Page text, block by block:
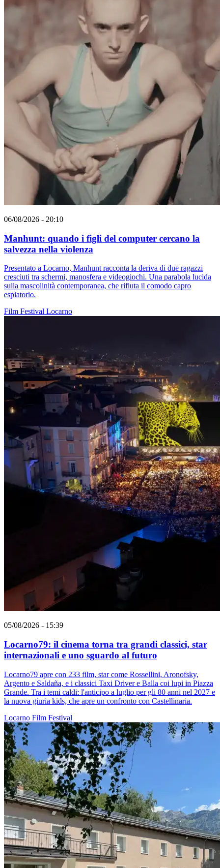
06/08/2026 - 20:10
Manhunt: quando i figli del computer cercano la
salvezza nella violenza
Presentato a Locarno, Manhunt racconta la deriva di due ragazzi
cresciuti tra schermi, manosfera e videogiochi. Una parabola lucida
sulla mascolinità contemporanea, che rifiuta il comodo capro
espiatorio.
Film Festival Locarno
05/08/2026 - 15:39
Locarno79: il cinema torna tra grandi classici, star
internazionali e uno sguardo al futuro
Locarno79 apre con 233 film, star come Rossellini, Aronofsky,
Argento e Saldaña, e i classici Taxi Driver e Balla coi lupi in Piazza
Grande. Tra i temi caldi: l'anticipo a luglio per gli 80 anni nel 2027 e
la nuova giuria kids, che apre un confronto con Castellinaria.
Locarno Film Festival